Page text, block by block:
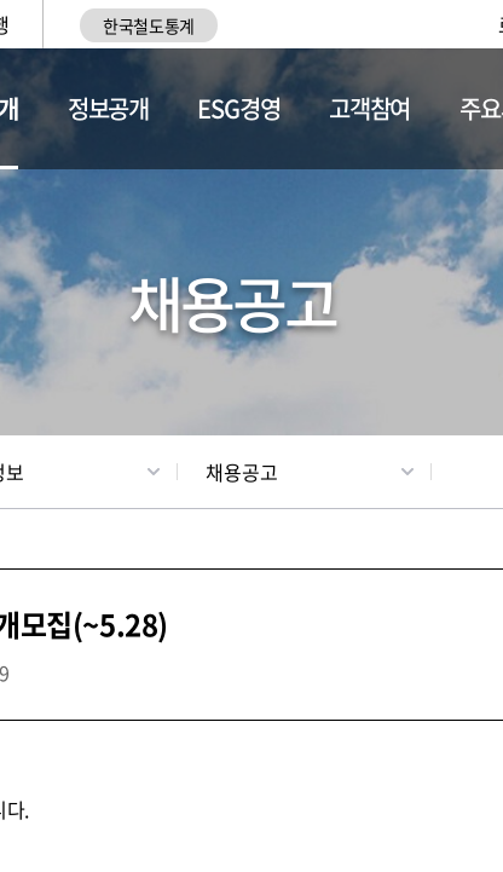
한국철도통계
채용정보
정보공개 ESG경영 고객참여 주
채용공고
보 채용공고
모집(~5.28)
다.